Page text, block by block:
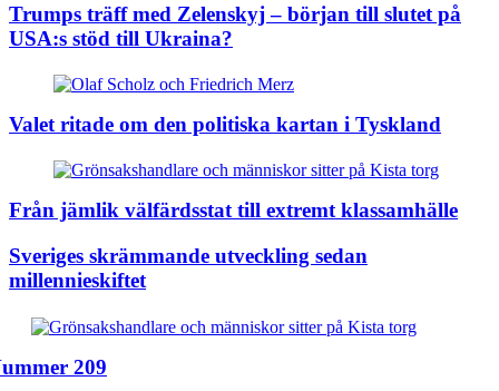
Trumps träff med Zelenskyj – början till slutet på
USA:s stöd till Ukraina?
Valet ritade om den politiska kartan i Tyskland
Från jämlik välfärdsstat till extremt klassamhälle
Sveriges skrämmande utveckling sedan
millennieskiftet
209